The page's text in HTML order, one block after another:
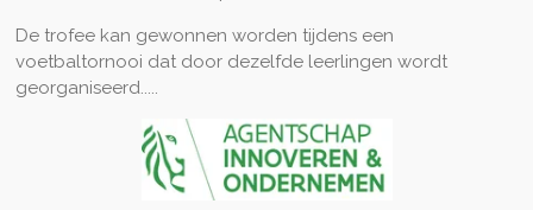
De trofee kan gewonnen worden tijdens een
voetbaltornooi dat door dezelfde leerlingen wordt
georganiseerd.....